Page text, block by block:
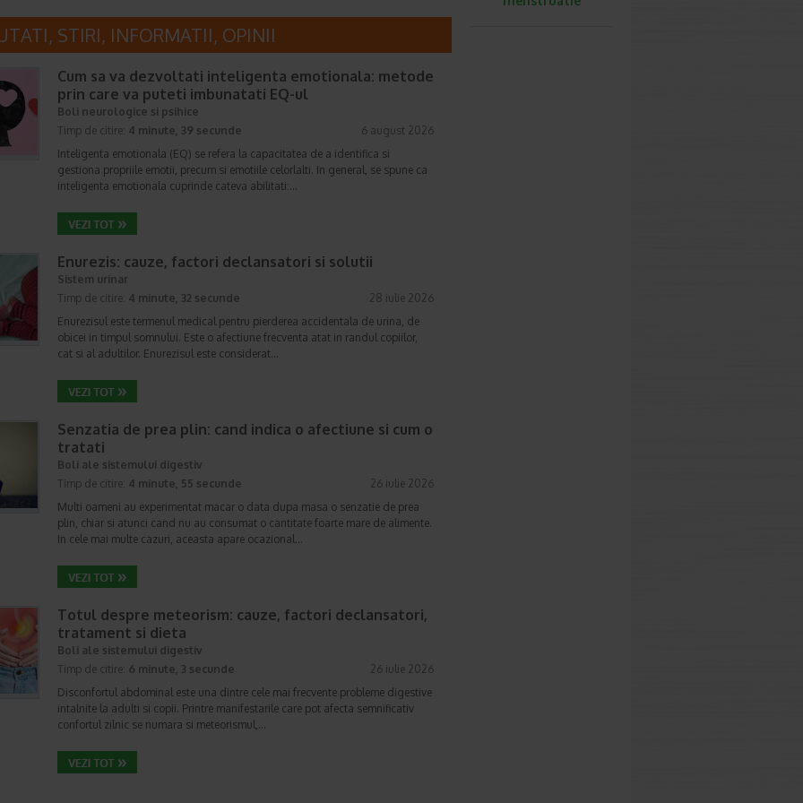
STIRI, INFORMATII, OPINII
Cum sa va dezvoltati inteligenta emotionala: metode
prin care va puteti imbunatati EQ-ul
Boli neurologice si psihice
Timp de citire: 4 minute, 39 secunde
6 august 2026
Inteligenta emotionala (EQ) se refera la capacitatea de a identifica si
gestiona propriile emotii, precum si emotiile celorlalti. In general, se spune ca
inteligenta emotionala cuprinde cateva abilitati:…
Enurezis: cauze, factori declansatori si solutii
Sistem urinar
Timp de citire: 4 minute, 32 secunde
28 iulie 2026
Enurezisul este termenul medical pentru pierderea accidentala de urina, de
obicei in timpul somnului. Este o afectiune frecventa atat in randul copiilor,
cat si al adultilor. Enurezisul este considerat…
Senzatia de prea plin: cand indica o afectiune si cum o
tratati
Boli ale sistemului digestiv
Timp de citire: 4 minute, 55 secunde
26 iulie 2026
Multi oameni au experimentat macar o data dupa masa o senzatie de prea
plin, chiar si atunci cand nu au consumat o cantitate foarte mare de alimente.
In cele mai multe cazuri, aceasta apare ocazional…
Totul despre meteorism: cauze, factori declansatori,
tratament si dieta
Boli ale sistemului digestiv
Timp de citire: 6 minute, 3 secunde
26 iulie 2026
Disconfortul abdominal este una dintre cele mai frecvente probleme digestive
intalnite la adulti si copii. Printre manifestarile care pot afecta semnificativ
confortul zilnic se numara si meteorismul,…